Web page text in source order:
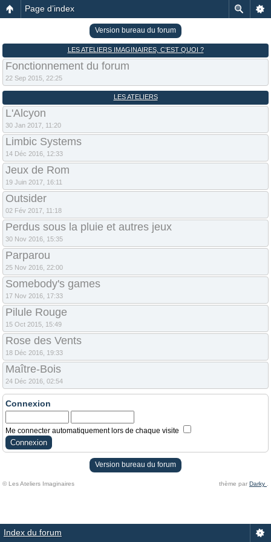
Page d’index
Version bureau du forum
LES ATELIERS IMAGINAIRES, C’EST QUOI ?
Fonctionnement du forum
22 Sep 2015, 22:25
LES ATELIERS
L'Alcyon
30 Jan 2017, 11:20
Limbic Systems
14 Déc 2016, 12:33
Jeux de Rom
19 Juin 2017, 16:11
Outsider
02 Fév 2017, 11:18
Perdus sous la pluie et autres jeux
30 Nov 2016, 15:35
Parparou
25 Nov 2016, 22:00
Somebody's games
17 Nov 2016, 17:33
Pilule Rouge
15 Oct 2015, 15:49
Rose des Vents
18 Déc 2016, 19:33
Maître-Bois
24 Déc 2016, 02:54
Connexion
Me connecter automatiquement lors de chaque visite
Version bureau du forum
© Les Ateliers Imaginaires thème par Darky
Index du forum